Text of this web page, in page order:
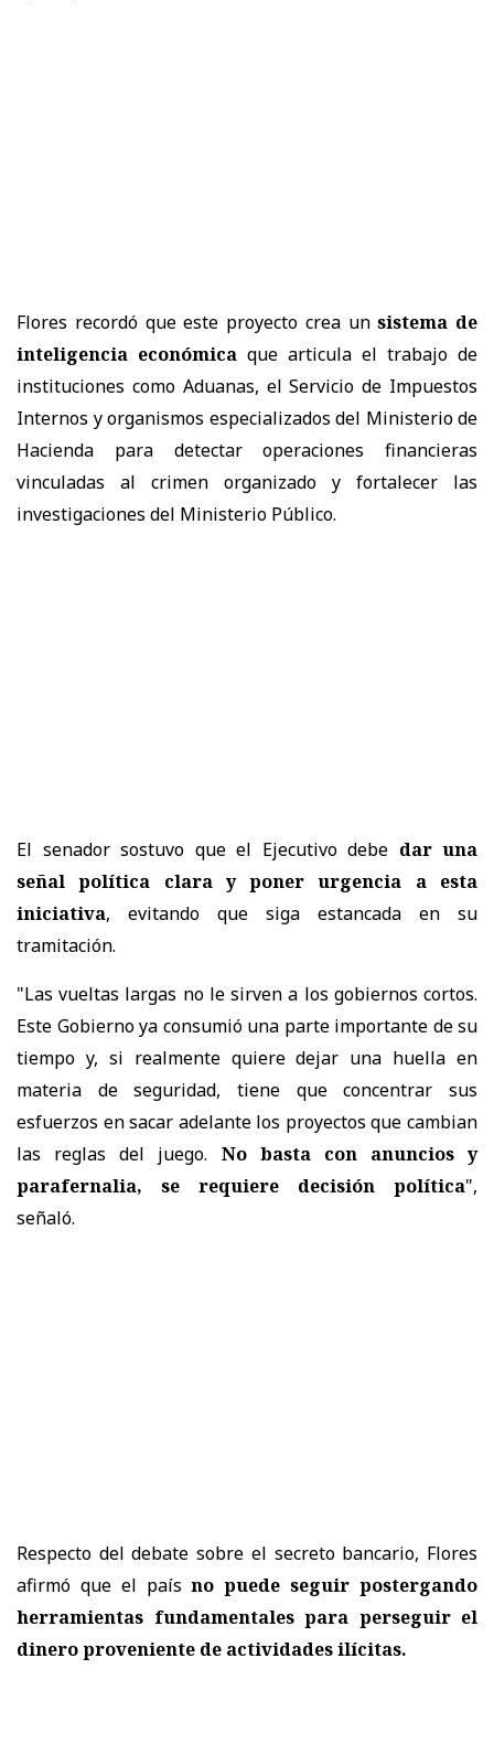
Flores recordó que este proyecto crea unsistema de
inteligencia económica que articula el trabajo de
instituciones como Aduanas, el Servicio de Impuestos
Internos y organismos especializados del Ministerio de
Hacienda para detectar operaciones financieras
vinculadas al crimen organizado y fortalecer las
investigaciones del Ministerio Público.
El senador sostuvo que el Ejecutivo debe dar una
señal política clara y poner urgencia a esta
iniciativa, evitando que siga estancada en su
tramitación.
"Las vueltas largas no le sirven a los gobiernos cortos.
Este Gobierno ya consumió una parte importante de su
tiempo y, si realmente quiere dejar una huella en
materia de seguridad, tiene que concentrar sus
esfuerzos en sacar adelante los proyectos que cambian
las reglas del juego. No basta con anuncios y
parafernalia, se requiere decisión política",
señaló.
Respecto del debate sobre el secreto bancario, Flores
afirmó que el paísno puede seguir postergando
herramientas fundamentales para perseguir el
dinero proveniente de actividades ilícitas.